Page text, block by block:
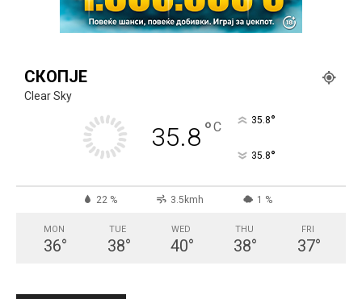
СКОПЈЕ
Clear Sky
35.8°C 35.8°
35.8°
22 % 3.5kmh 1 %
MON
36°
TUE
38°
WED
40°
THU
38°
FRI
37°